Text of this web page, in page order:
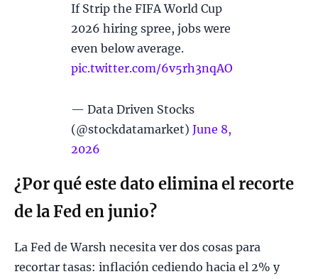
If Strip the FIFA World Cup
2026 hiring spree, jobs were
even below average.
pic.twitter.com/6v5rh3nqAO
— Data Driven Stocks
(@stockdatamarket) June 8,
2026
¿Por qué este dato elimina el recorte
de la Fed en junio?
La Fed de Warsh necesita ver dos cosas para
recortar tasas: inflación cediendo hacia el 2% y